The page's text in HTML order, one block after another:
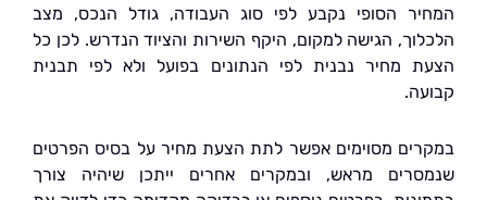
הסופי נקבע לפי סוג העבודה, גודל הנכס, מצב
הגישה למקום, היקף השירות והציוד הנדרש. לכן כל
מחיר נבנית לפי הנתונים בפועל ולא לפי תבנית
מסוימים אפשר לתת הצעת מחיר על בסיס הפרטים
מראש, ובמקרים אחרים ייתכן שיהיה צורך